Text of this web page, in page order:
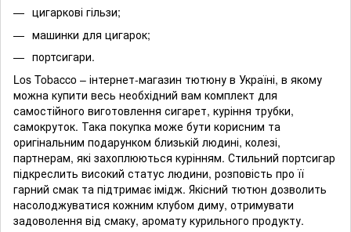
цигаркові гільзи;
машинки для цигарок;
портсигари.
Los Tobacco – інтернет-магазин тютюну в Україні, в якому
можна купити весь необхідний вам комплект для
самостійного виготовлення сигарет, куріння трубки,
самокруток. Така покупка може бути корисним та
оригінальним подарунком близькій людині, колезі,
партнерам, які захоплюються курінням. Стильний портсигар
підкреслить високий статус людини, розповість про її
гарний смак та підтримає імідж. Якісний тютюн дозволить
насолоджуватися кожним клубом диму, отримувати
задоволення від смаку, аромату курильного продукту.